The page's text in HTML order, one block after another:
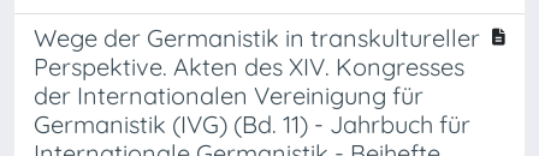
Wege der Germanistik in transkultureller
Perspektive. Akten des XIV. Kongresses
der Internationalen Vereinigung für
Germanistik (IVG) (Bd. 11) - Jahrbuch für